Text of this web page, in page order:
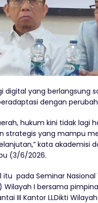
digital yang berlangsung
dengan
hukum kini tidak lagi
strategis yang mampu
kata akademisi
(3/6/2026.
pada Seminar Nasional
Wilayah I bersama
III Kantor LLDikti